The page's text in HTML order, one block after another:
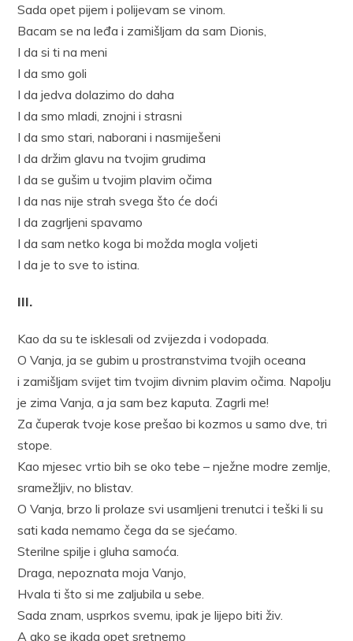
Sada opet pijem i polijevam se vinom.
Bacam se na leđa i zamišljam da sam Dionis,
I da si ti na meni
I da smo goli
I da jedva dolazimo do daha
I da smo mladi, znojni i strasni
I da smo stari, naborani i nasmiješeni
I da držim glavu na tvojim grudima
I da se gušim u tvojim plavim očima
I da nas nije strah svega što će doći
I da zagrljeni spavamo
I da sam netko koga bi možda mogla voljeti
I da je to sve to istina.
III.
Kao da su te isklesali od zvijezda i vodopada.
O Vanja, ja se gubim u prostranstvima tvojih oceana
i zamišljam svijet tim tvojim divnim plavim očima. Napolju
je zima Vanja, a ja sam bez kaputa. Zagrli me!
Za čuperak tvoje kose prešao bi kozmos u samo dve, tri
stope.
Kao mjesec vrtio bih se oko tebe – nježne modre zemlje,
sramežljiv, no blistav.
O Vanja, brzo li prolaze svi usamljeni trenutci i teški li su
sati kada nemamo čega da se sjećamo.
Sterilne spilje i gluha samoća.
Draga, nepoznata moja Vanjo,
Hvala ti što si me zaljubila u sebe.
Sada znam, usprkos svemu, ipak je lijepo biti živ.
A ako se ikada opet sretnemo